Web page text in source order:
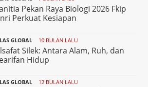
Pekan Raya Biologi 2026 Fkip
Perkuat Kesiapan
GLOBAL 10 BULAN LALU
Silek: Antara Alam, Ruh, dan
Hidup
GLOBAL 12 BULAN LALU